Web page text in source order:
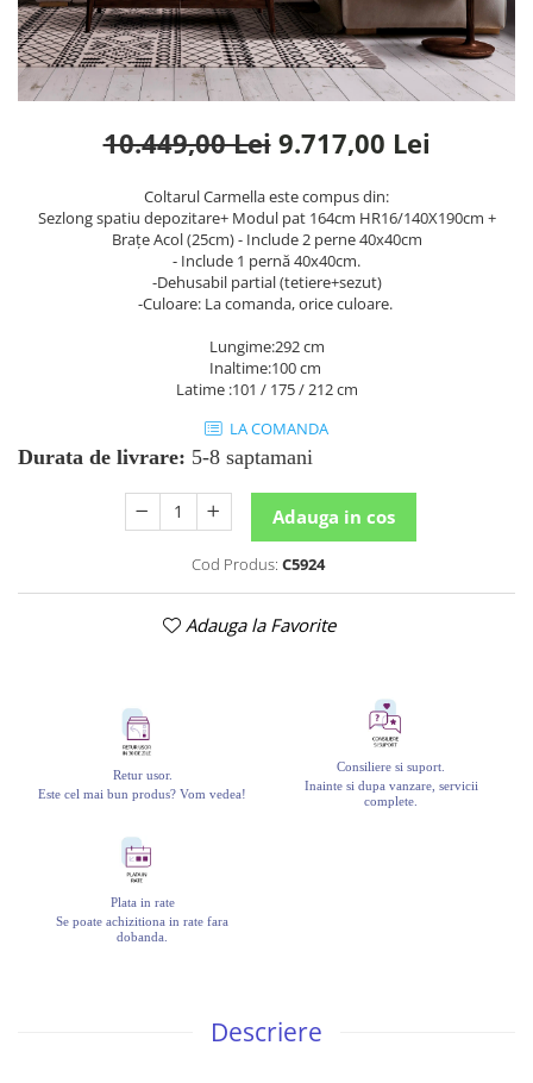
Oferte speciale
Sezlong living
10.449,00 Lei 9.717,00 Lei
Coltarul Carmella este compus din:
Sezlong spatiu depozitare+ Modul pat 164cm HR16/140X190cm +
Brațe Acol (25cm) - Include 2 perne 40x40cm
- Include 1 pernă 40x40cm.
-Dehusabil partial (tetiere+sezut)
-Culoare: La comanda, orice culoare.
Lungime:292 cm
Inaltime:100 cm
Latime :101 / 175 / 212 cm
LA COMANDA
Durata de livrare: 5-8 saptamani
Adauga in cos
Cod Produs: C5924
Adauga la Favorite
Retur usor.
Este cel mai bun produs? Vom vedea!
Consiliere si suport.
Inainte si dupa vanzare, servicii
complete.
Plata in rate
Se poate achizitiona in rate fara
dobanda.
Descriere